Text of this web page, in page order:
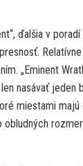
ďalšia v
„Eminent
nasávať jeden
miestami
obludných